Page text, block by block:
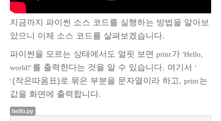
지금까지 파이썬 소스 코드를 실행하는 방법을 알아보
았으니 이제 소스 코드를 살펴보겠습니다.
파이썬을 모르는 상태에서도 얼핏 보면 print가 'Hello,
world!' 를 출력한다는 것을 알 수 있습니다. 여기서 '
' (작은따옴표)로 묶은 부분을 문자열이라 하고, print는
값을 화면에 출력합니다.
hello.py